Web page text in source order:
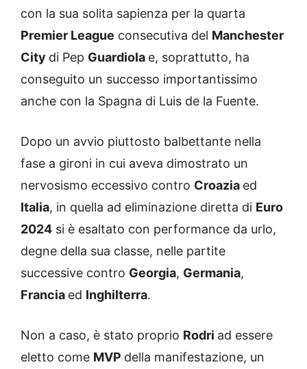
con la sua solita sapienza per la quarta
Premier League consecutiva del Manchester
City di Pep Guardiola e, soprattutto, ha
conseguito un successo importantissimo
anche con la Spagna di Luis de la Fuente.
Dopo un avvio piuttosto balbettante nella
fase a gironi in cui aveva dimostrato un
nervosismo eccessivo contro Croazia ed
Italia, in quella ad eliminazione diretta di Euro
2024 si è esaltato con performance da urlo,
degne della sua classe, nelle partite
successive contro Georgia, Germania,
Francia ed Inghilterra.
Non a caso, è stato proprio Rodri ad essere
eletto come MVP della manifestazione, un